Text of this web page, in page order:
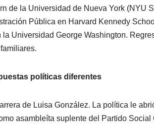
de la Universidad de Nueva York (NYU
Pública en Harvard Kennedy
Universidad George Washington.
políticas diferentes
de Luisa González. La política le
asambleíta suplente del Partido Social